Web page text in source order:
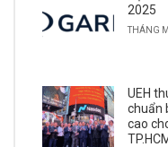
2025
THÁNG
UEH
chuẩn
cao